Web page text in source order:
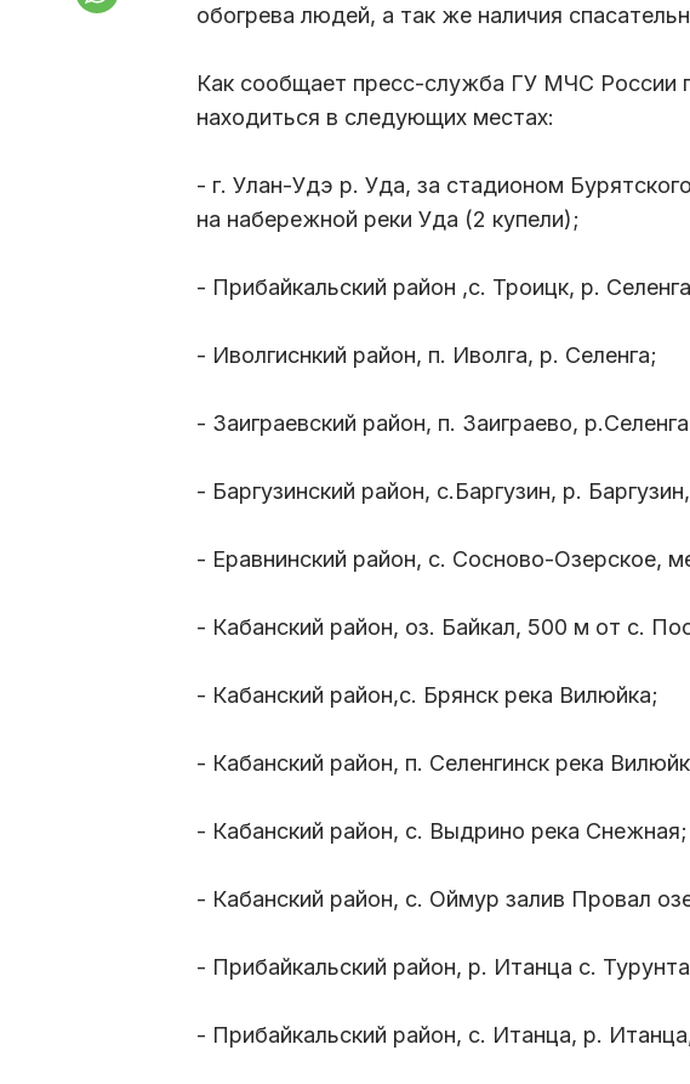
обогрева людей, а так же наличия
Как сообщает пресс-служба ГУ МЧС России
находиться в следующих местах:
- г. Улан-Удэ р. Уда, за стадионом
на набережной реки Уда (2 купели);
- Прибайкальский район ,с. Троицк, р.
- Иволгиснкий район, п. Иволга, р. Селенга;
- Заиграевский район, п. Заиграево,
- Баргузинский район, с.Баргузин, р.
- Еравнинский район, с. Сосново-Озерское,
- Кабанский район, оз. Байкал, 500 м от с.
- Кабанский район,с. Брянск река Вилюйка;
- Кабанский район, п. Селенгинск река
- Кабанский район, с. Выдрино река Снежная;
- Кабанский район, с. Оймур залив Провал
- Прибайкальский район, р. Итанца с.
- Прибайкальский район, с. Итанца, р.